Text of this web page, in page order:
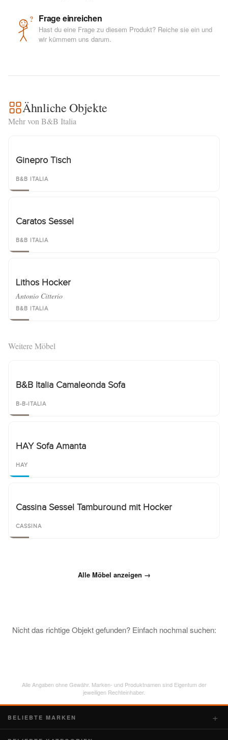
? Frage einreichen
Hast du eine Frage zu diesem Produkt? Reiche sie ein und
wir kümmern uns darum.
Ähnliche Objekte
Mehr von B&B Italia
Ginepro Tisch
B&B ITALIA
Caratos Sessel
B&B ITALIA
Lithos Hocker
Antonio Citterio
B&B ITALIA
Weitere Möbel
B&B Italia Camaleonda Sofa
B-B-ITALIA
HAY Sofa Amanta
HAY
Cassina Sessel Tamburound mit Hocker
CASSINA
Alle Möbel anzeigen →
Nicht das richtige Objekt gefunden? Einfach nochmal suchen:
Alle Angaben ohne Gewähr. Marken- und Produktnamen sind Eigentum der
jeweiligen Rechteinhaber.
BELIEBTE MARKEN